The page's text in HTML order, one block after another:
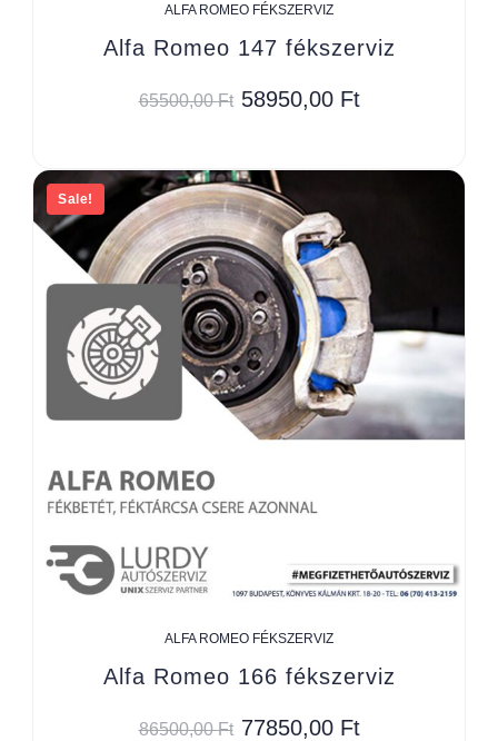
ALFA ROMEO FÉKSZERVIZ
Alfa Romeo 147 fékszerviz
65500,00Ft 58950,00 Ft
Sale!
ALFA ROMEO FÉKSZERVIZ
Alfa Romeo 166 fékszerviz
86500,00Ft 77850,00 Ft